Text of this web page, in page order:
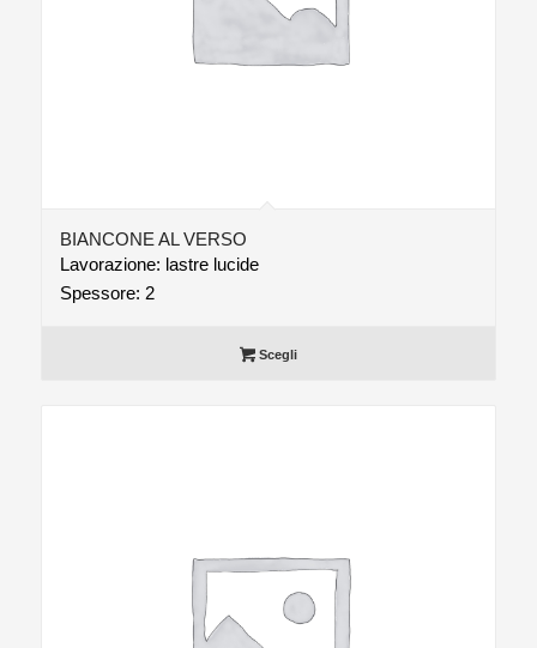
BIANCONE AL VERSO
Lavorazione: lastre lucide
Spessore: 2
Scegli